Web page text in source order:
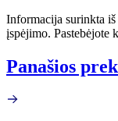
Informacija surinkta
įspėjimo. Pastebėjote
Panašios